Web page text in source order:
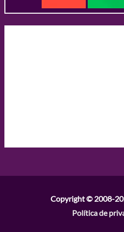
Copyright © 2008-
Política de